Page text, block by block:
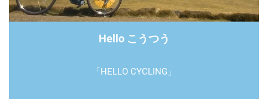
Hello こうつう
「HELLO CYCLING」